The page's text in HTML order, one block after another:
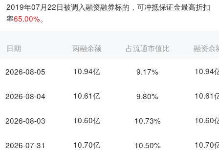
2019年07月22日被调入融资融券标的，可冲抵保证金最高折扣
率65.00%。
日期
2026-08-05
2026-08-04
2026-08-03
2026-07-31
两融余额 占流通市值比 融资余
10.94亿 9.17% 10.94
10.61亿 9.80% 10.61
10.60亿 10.73% 10.60
10.70亿 10.50% 10.70